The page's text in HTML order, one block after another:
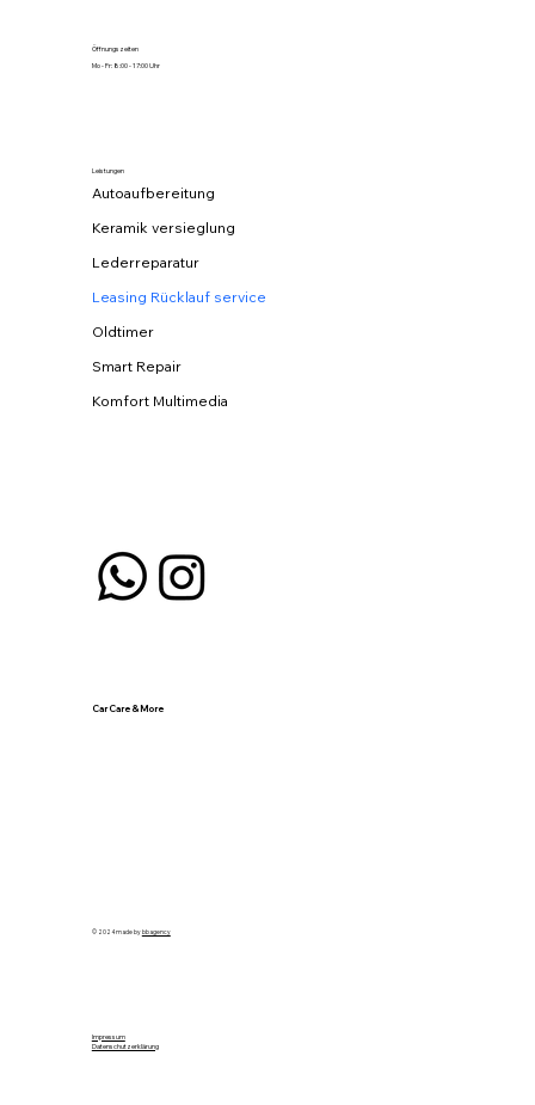
Car Care & More
© 2024 made bybbagency
Öffnungszeiten
Mo - Fr: 8:00 - 17:00 Uhr
Leistungen
Autoaufbereitung
Keramik versieglung
Lederreparatur
Leasing Rücklauf service
Oldtimer
Smart Repair
Komfort Multimedia
Impressum
Datenschutzerklärung